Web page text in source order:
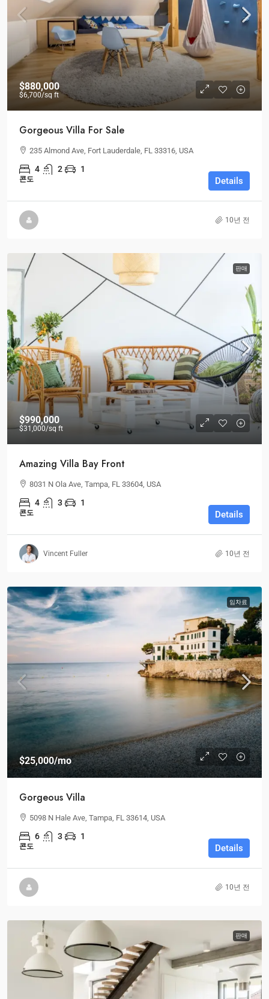
$880,000
$6,700/sq ft
Gorgeous Villa For Sale
235 Almond Ave, Fort Lauderdale, FL 33316, USA
4 2 1
콘도 Details
10년 전
판매
$990,000
$31,000/sq ft
Amazing Villa Bay Front
8031 N Ola Ave, Tampa, FL 33604, USA
4 3 1
콘도 Details
Vincent Fuller 10년 전
임차료
$25,000/mo
Gorgeous Villa
5098 N Hale Ave, Tampa, FL 33614, USA
6 3 1
콘도 Details
10년 전
판매